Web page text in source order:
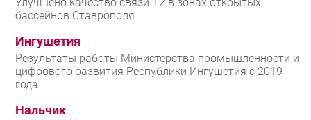
Улучшено качество связи T2 в зонах открытых
бассейнов Ставрополя
Ингушетия
Результаты работы Министерства промышленности и
цифрового развития Республики Ингушетия с 2019
года
Нальчик